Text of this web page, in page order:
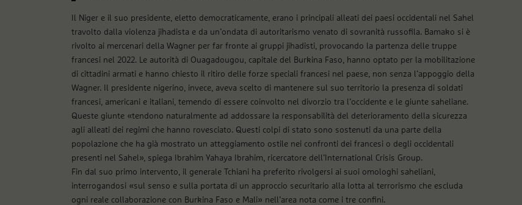
Il Niger e il suo presidente, eletto democraticamente, erano i principali alleati dei paesi occidentali nel Sahel
travolto dalla violenza jihadista e da un’ondata di autoritarismo venato di sovranità russofila. Bamako si è
rivolto ai mercenari della Wagner per far fronte ai gruppi jihadisti, provocando la partenza delle truppe
francesi nel 2022. Le autorità di Ouagadougou, capitale del Burkina Faso, hanno optato per la mobilitazione
di cittadini armati e hanno chiesto il ritiro delle forze speciali francesi nel paese, non senza l’appoggio della
Wagner. Il presidente nigerino, invece, aveva scelto di mantenere sul suo territorio la presenza di soldati
francesi, americani e italiani, temendo di essere coinvolto nel divorzio tra l’occidente e le giunte saheliane.
Queste giunte «tendono naturalmente ad addossare la responsabilità del deterioramento della sicurezza
agli alleati dei regimi che hanno rovesciato. Questi colpi di stato sono sostenuti da una parte della
popolazione che ha già mostrato un atteggiamento ostile nei confronti dei francesi o degli occidentali
presenti nel Sahel», spiega Ibrahim Yahaya Ibrahim, ricercatore dell’International Crisis Group.
Fin dal suo primo intervento, il generale Tchiani ha preferito rivolgersi ai suoi omologhi saheliani,
interrogandosi «sul senso e sulla portata di un approccio securitario alla lotta al terrorismo che escluda
ogni reale collaborazione con Burkina Faso e Mali» nell’area nota come i tre confini.